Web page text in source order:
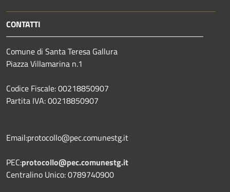
CONTATTI
Comune di Santa Teresa Gallura
Piazza Villamarina n.1
Codice Fiscale: 00218850907
Partita IVA: 00218850907
Email:protocollo@pec.comunestg.it
PEC:protocollo@pec.comunestg.it
Centralino Unico: 0789740900